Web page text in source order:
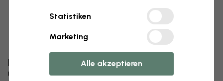
Bearbeiten Sie Ihre Tapete
Unser Designteam kann jedes Motiv optimieren,
Statistiken
Marketing
Alle akzeptieren